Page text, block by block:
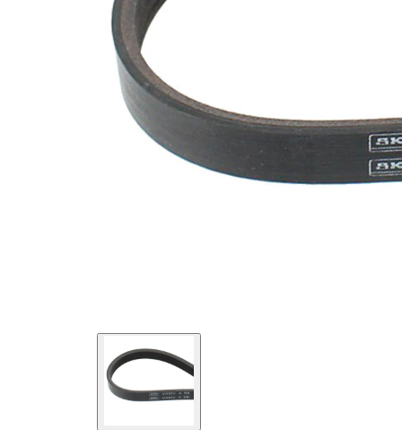
Malzeme
özellikleri
Kayış
malzemesi
Dien
Kauçuk)